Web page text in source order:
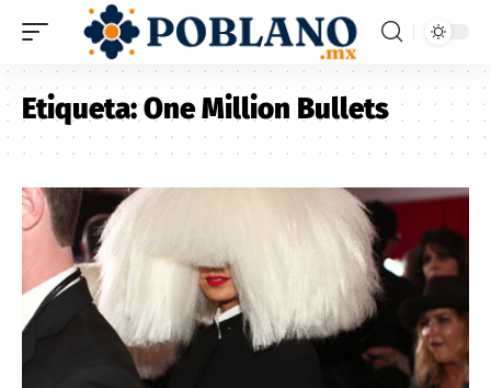
Etiqueta:One Million Bullets